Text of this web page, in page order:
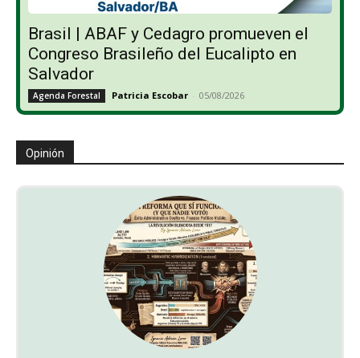
Brasil | ABAF y Cedagro promueven el
Congreso Brasileño del Eucalipto en
Salvador
Agenda Forestal Patricia Escobar - 05/08/2026
Opinión